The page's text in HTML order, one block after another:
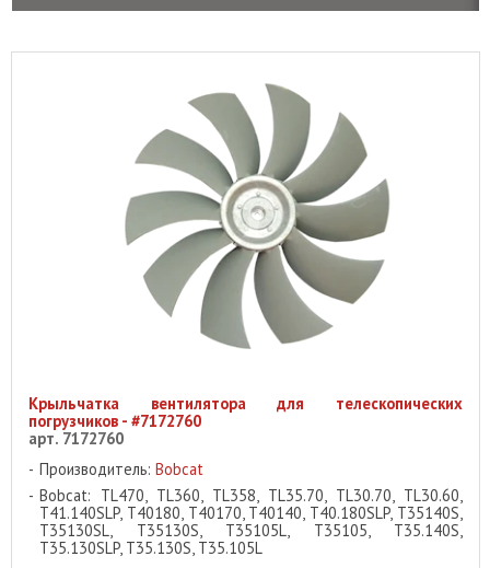
Крыльчатка вентилятора для телескопических
погрузчиков - #7172760
арт. 7172760
Производитель: Bobcat
Bobcat: TL470, TL360, TL358, TL35.70, TL30.70, TL30.60,
T41.140SLP, T40180, T40170, T40140, T40.180SLP, T35140S,
T35130SL, T35130S, T35105L, T35105, T35.140S,
T35.130SLP, T35.130S, T35.105L